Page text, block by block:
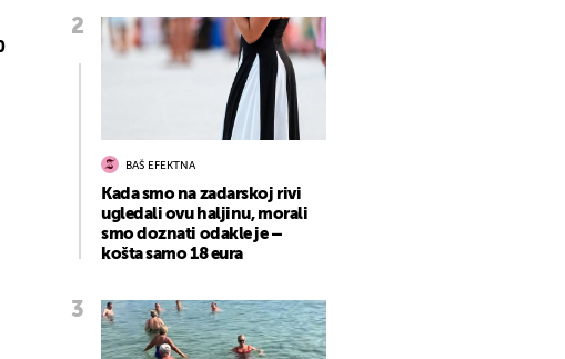
BAŠ EFEKTNA
Kada smo na zadarskoj rivi
ugledali ovu haljinu, morali
smo doznati odakle je –
košta samo 18 eura